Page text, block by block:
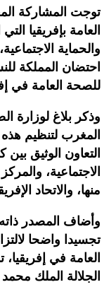
توجت المشاركة
العامة بإفريقيا
والحماية
احتضان المملكة
للصحة العامة في
وذكر بلاغ لوزارة
المغرب لتنظيم هذه
التعاون الوثيق
الاجتماعية،
منها، والاتحاد
وأضاف المصدر ذاته
تجسيدا واضحا
العامة في
الجلالة الملك